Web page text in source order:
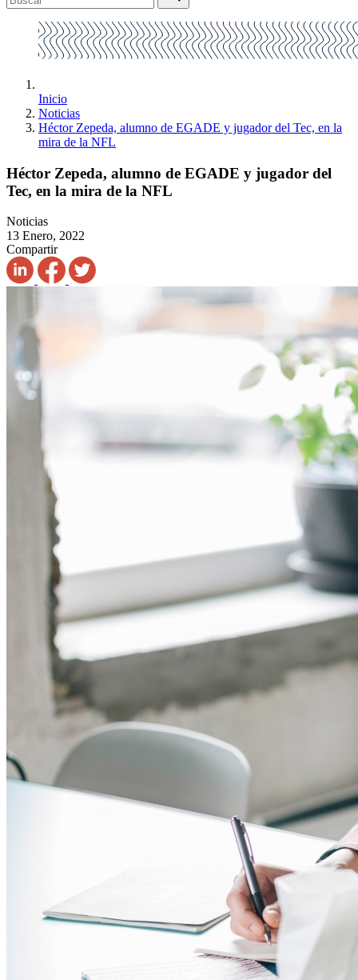
Inicio
Noticias
Héctor Zepeda, alumno de EGADE y jugador del Tec, en la
mira de la NFL
Héctor Zepeda, alumno de EGADE y jugador del
Tec, en la mira de la NFL
Noticias
13 Enero, 2022
Compartir